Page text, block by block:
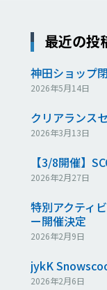
最近の投
神田ショップ
2026年5月14日
クリアランス
2026年3月13日
【3/8開催】
2026年2月27日
特別アクティ
ー開催決定
2026年2月9日
jykK
2026年2月6日